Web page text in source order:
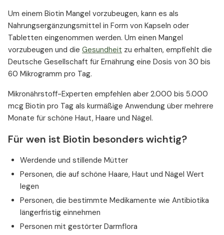
Um einem Biotin Mangel vorzubeugen, kann es als
Nahrungsergänzungsmittel in Form von Kapseln oder
Tabletten eingenommen werden. Um einen Mangel
vorzubeugen und die Gesundheit zu erhalten, empfiehlt die
Deutsche Gesellschaft für Ernährung eine Dosis von 30 bis
60 Mikrogramm pro Tag.
Mikronährstoff-Experten empfehlen aber 2.000 bis 5.000
mcg Biotin pro Tag als kurmäßige Anwendung über mehrere
Monate für schöne Haut, Haare und Nägel.
Für wen ist Biotin besonders wichtig?
Werdende und stillende Mütter
Personen, die auf schöne Haare, Haut und Nägel Wert
legen
Personen, die bestimmte Medikamente wie Antibiotika
längerfristig einnehmen
Personen mit gestörter Darmflora